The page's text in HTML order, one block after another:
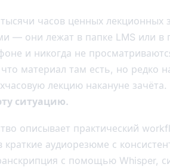
часов ценных лекционных
— они лежат в папке LMS или в
и никогда не
материал там есть, но редко
лекцию накануне зачёта.
ситуацию.
описывает практический
краткие аудиорезюме с
с помощью Whisper,